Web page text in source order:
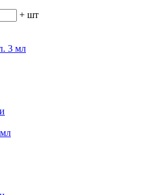
+ шт
3 мл